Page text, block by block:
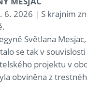
6. 2026 | S krajním
Světlana
se tak v
projektu v
obviněna z